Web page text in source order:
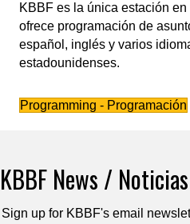
KBBF es la única estación
ofrece programación de
español, inglés y varios
estadounidenses.
Programming - Programación
KBBF News /
Sign up for KBBF's email